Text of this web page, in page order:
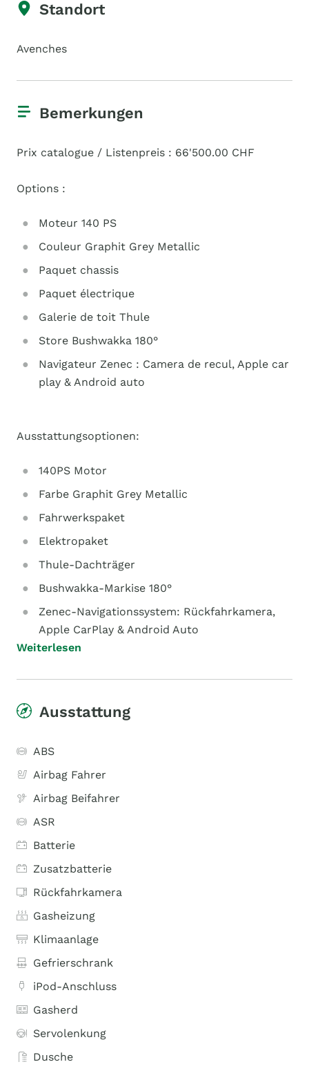
Standort
Avenches
Bemerkungen
Prix catalogue / Listenpreis : 66'500.00 CHF
Options :
Moteur 140 PS
Couleur Graphit Grey Metallic
Paquet chassis
Paquet électrique
Galerie de toit Thule
Store Bushwakka 180°
Navigateur Zenec : Camera de recul, Apple car
play & Android auto
Ausstattungsoptionen:
140PS Motor
Farbe Graphit Grey Metallic
Fahrwerkspaket
Elektropaket
Thule-Dachträger
Bushwakka-Markise 180°
Zenec-Navigationssystem: Rückfahrkamera,
Apple CarPlay & Android Auto
Weiterlesen
Ausstattung
ABS
Airbag Fahrer
Airbag Beifahrer
ASR
Batterie
Zusatzbatterie
Rückfahrkamera
Gasheizung
Klimaanlage
Gefrierschrank
iPod-Anschluss
Gasherd
Servolenkung
Dusche